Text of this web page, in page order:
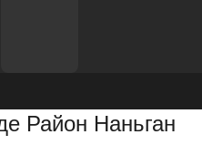
Район Наньган